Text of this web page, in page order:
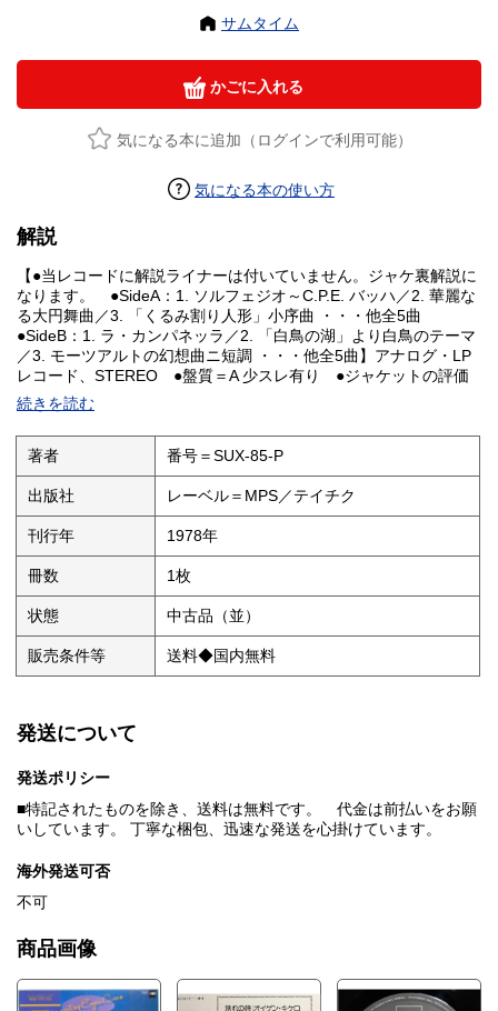
サムタイム
かごに入れる
気になる本に追加（ログインで利用可能）
気になる本の使い方
解説
【●当レコードに解説ライナーは付いていません。ジャケ裏解説に
なります。 ●SideA：1. ソルフェジオ～C.P.E. バッハ／2. 華麗な
る大円舞曲／3. 「くるみ割り人形」小序曲 ・・・他全5曲
●SideB：1. ラ・カンパネッラ／2. 「白鳥の湖」より白鳥のテーマ
／3. モーツアルトの幻想曲ニ短調 ・・・他全5曲】アナログ・LP
レコード、STEREO ●盤質＝A 少スレ有り ●ジャケットの評価
＝A 上辺に軽い痛み ●帯の評価＝裏側に破れ有り ◎評価
の段階：【S／A／A-／B／B-／C 】
続きを読む
著者 番号＝SUX-85-P
出版社 レーベル＝MPS／テイチク
刊行年 1978年
冊数 1枚
状態 中古品（並）
販売条件等 送料◆国内無料
発送について
発送ポリシー
■特記されたものを除き、送料は無料です。 代金は前払いをお願
いしています。 丁寧な梱包、迅速な発送を心掛けています。
海外発送可否
不可
商品画像